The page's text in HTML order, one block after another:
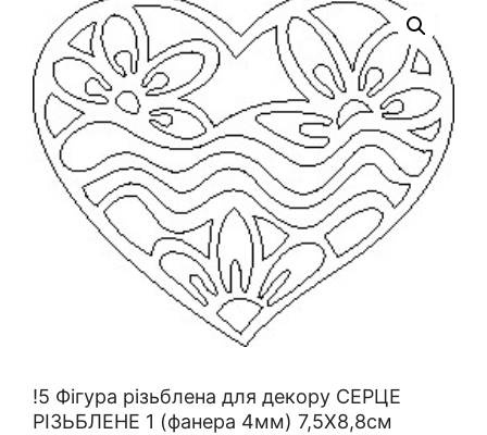
!5 Фігура різьблена для декору СЕРЦЕ
РІЗЬБЛЕНЕ 1 (фанера 4мм) 7,5Х8,8см